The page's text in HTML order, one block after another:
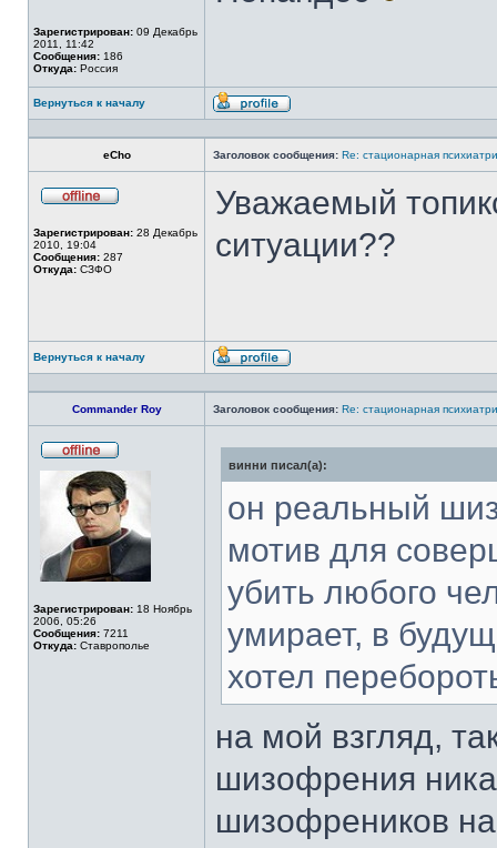
Зарегистрирован: 09 Декабрь
2011, 11:42
Сообщения: 186
Откуда: Россия
Вернуться к началу
Профиль
eCho Заголовок сообщения: Re: стационарная
сети
Зарегистрирован: 28 Декабрь
2010, 19:04
Сообщения: 287
Откуда: СЗФО
Уважаемый
ситуации??
Вернуться к началу
Профиль
Commander Roy Заголовок сообщения: Re: стационарная
в
сети
Зарегистрирован: 18 Ноябрь
2006, 05:26
Сообщения: 7211
Откуда: Ставрополье
винни писал(а):
он реальный
мотив для
убить любого
умирает, в
хотел
на мой взгляд,
шизофрения
шизофреников